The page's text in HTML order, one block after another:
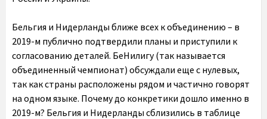
Бельгия и Нидерланды ближе всех к объединению – в
2019-м публично подтвердили планы и приступили к
согласованию деталей. БеНилигу (так называется
объединенный чемпионат) обсуждали еще с нулевых,
так как страны расположены рядом и частично говорят
на одном языке. Почему до конкретики дошло именно в
2019-м? Бельгия и Нидерланды сблизились в таблице